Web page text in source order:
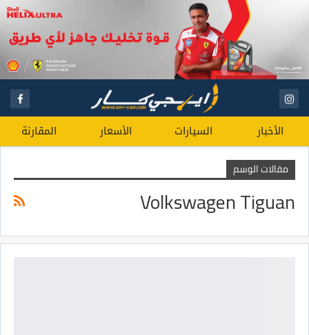
الأخبار السيارات الأسعار المقارنة
مقالات الوسم
Volkswagen Tiguan